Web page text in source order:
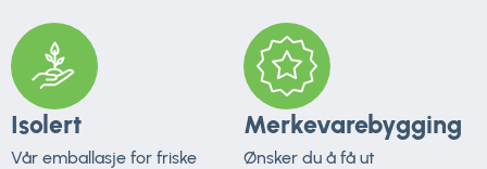
Isolert
Vår emballasje for friske
Merkevarebygging
Ønsker du å få ut